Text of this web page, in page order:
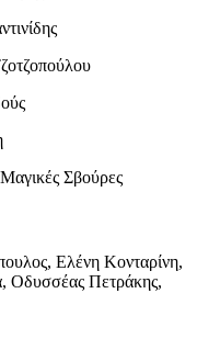
Σβούρες
Ελένη Κονταρίνη,
Οδυσσέας Πετράκης,